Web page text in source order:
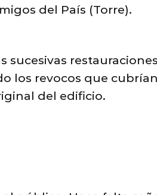
del País (Torre).
sucesivas
los revocos que
del edificio.